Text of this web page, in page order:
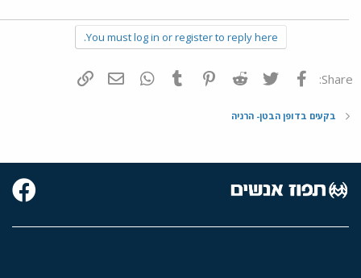
You must log in or register to reply here.
Share: פייסבוק Twitter
Reddit
Pinterest
Tumblr
WhatsAppדואר אלקטרוני
בקעים בדופן הבטן- הרניה